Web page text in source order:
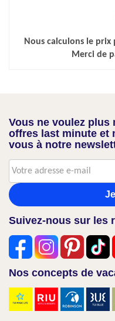
Nous calculons le
Merci de
Vous ne voulez plus
offres last minute et
vous à notre
Suivez-nous sur les
Nos concepts de